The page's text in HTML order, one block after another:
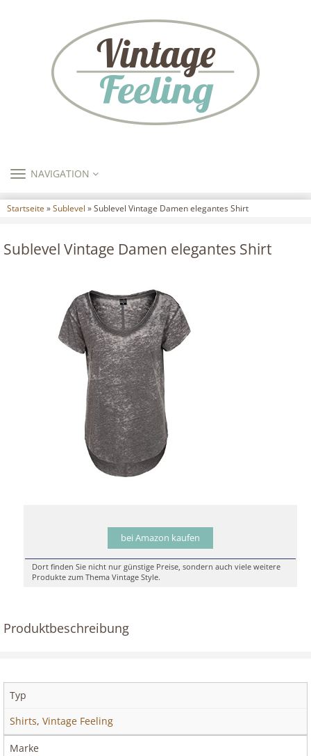
TOGGLE
NAVIGATION
Startseite »Sublevel » Sublevel Vintage Damen elegantes Shirt
Sublevel Vintage Damen elegantes Shirt
bei Amazon kaufen
Dort finden Sie nicht nur günstige Preise, sondern auch viele weitere
Produkte zum Thema Vintage Style.
Produktbeschreibung
Typ
Shirts, Vintage Feeling
Marke